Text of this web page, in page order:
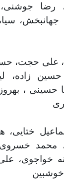
، رضا
علی حجت،
زاده،
حسینی ،
ختایی،
محمد
خواجوی،